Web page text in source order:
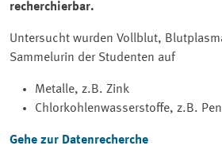
recherchierbar.
Untersucht wurden Vollblut,
Sammelurin der Studenten auf
Metalle, z.B. Zink
Chlorkohlenwasserstoffe, z.B.
Gehe zur Datenrecherche